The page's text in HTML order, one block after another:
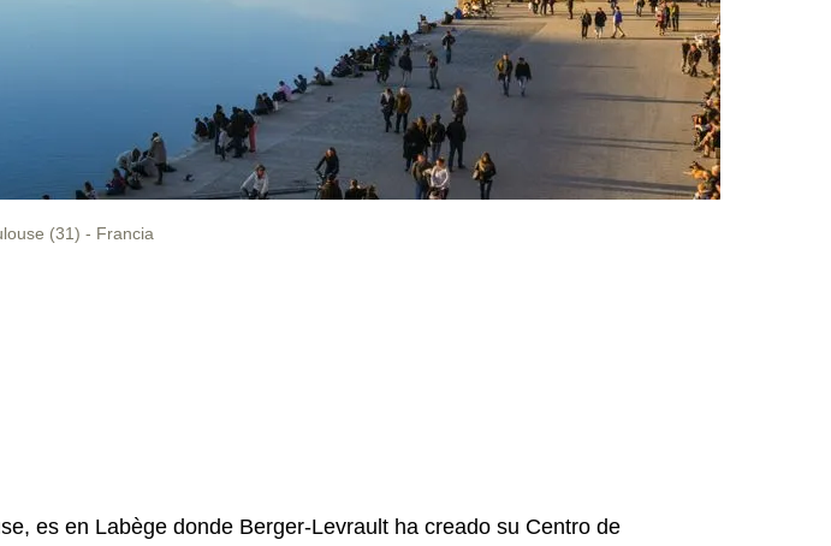
(31) - Francia
es en Labège donde Berger-Levrault ha creado su Centro de